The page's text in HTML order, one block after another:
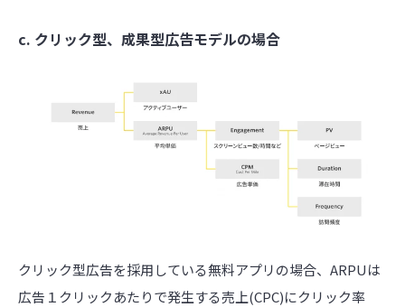
c. クリック型、成果型広告モデルの場合
クリック型広告を採用している無料アプリの場合、ARPUは
広告１クリックあたりで発生する売上(CPC)にクリック率